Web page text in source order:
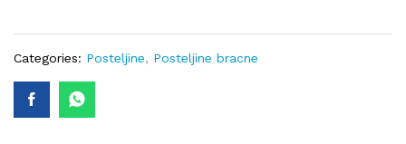
quantity
Categories: Posteljine, Posteljine bracne